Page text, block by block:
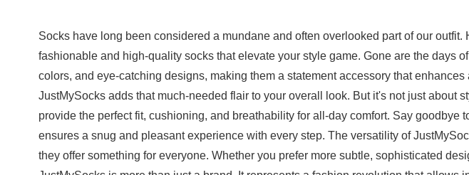
Socks have long been considered a mundane and often overlooked part of our
fashionable and high-quality socks that elevate your style game. Gone are the days
colors, and eye-catching designs, making them a statement accessory that
JustMySocks adds that much-needed flair to your overall look. But it's not just about
provide the perfect fit, cushioning, and breathability for all-day comfort. Say
ensures a snug and pleasant experience with every step. The versatility of
they offer something for everyone. Whether you prefer more subtle, sophisticated